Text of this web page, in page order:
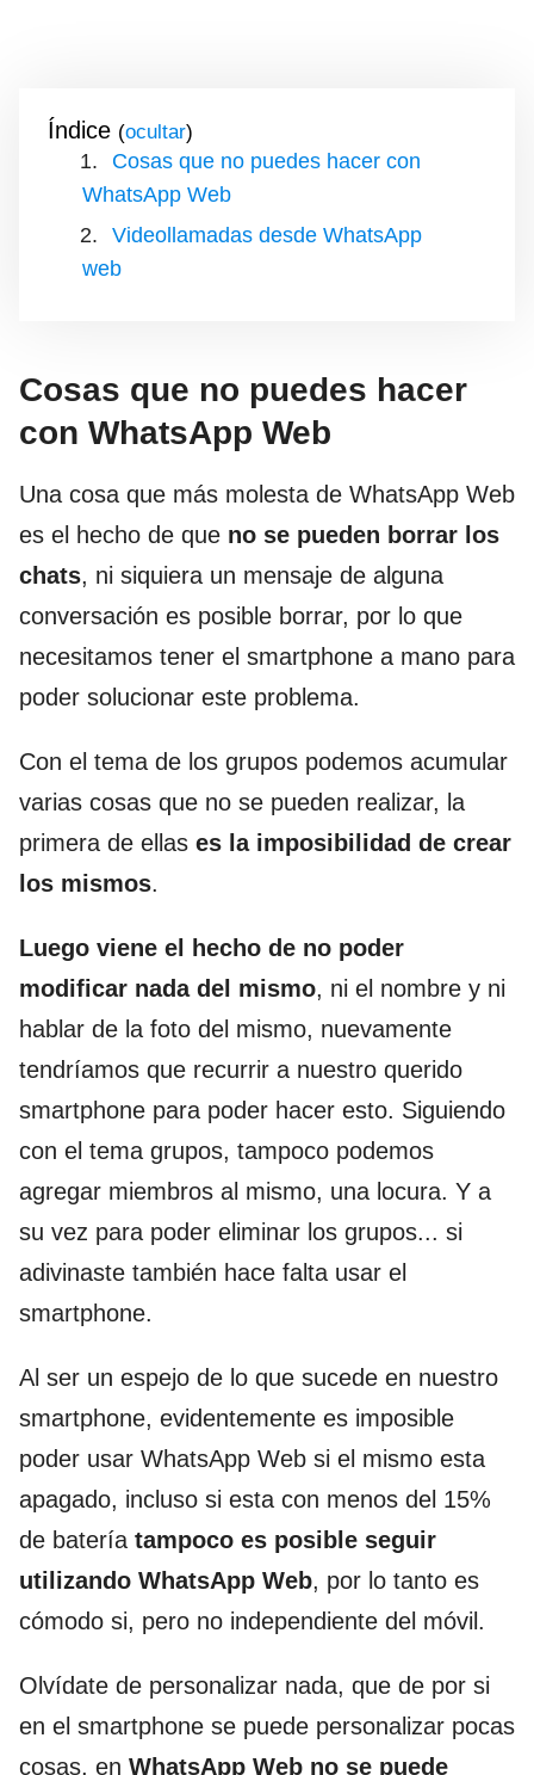
Índice ( )
Cosas que no puedes hacer con
WhatsApp Web
Videollamadas desde WhatsApp
web
Cosas que no puedes hacer
con WhatsApp Web
Una cosa que más molesta de WhatsApp Web
es el hecho de que no se pueden borrar los
chats, ni siquiera un mensaje de alguna
conversación es posible borrar, por lo que
necesitamos tener el smartphone a mano para
poder solucionar este problema.
Con el tema de los grupos podemos acumular
varias cosas que no se pueden realizar, la
primera de ellas es la imposibilidad de crear
los mismos.
Luego viene el hecho de no poder
modificar nada del mismo, ni el nombre y ni
hablar de la foto del mismo, nuevamente
tendríamos que recurrir a nuestro querido
smartphone para poder hacer esto. Siguiendo
con el tema grupos, tampoco podemos
agregar miembros al mismo, una locura. Y a
su vez para poder eliminar los grupos... si
adivinaste también hace falta usar el
smartphone.
Al ser un espejo de lo que sucede en nuestro
smartphone, evidentemente es imposible
poder usar WhatsApp Web si el mismo esta
apagado, incluso si esta con menos del 15%
de batería tampoco es posible seguir
utilizando WhatsApp Web, por lo tanto es
cómodo si, pero no independiente del móvil.
Olvídate de personalizar nada, que de por si
en el smartphone se puede personalizar pocas
cosas, en WhatsApp Web no se puede